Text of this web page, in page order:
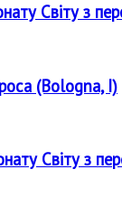
Світу з
(Bologna, I)
Світу з